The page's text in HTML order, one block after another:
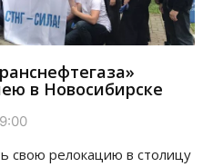
в Новосибирске
свою релокацию в столицу